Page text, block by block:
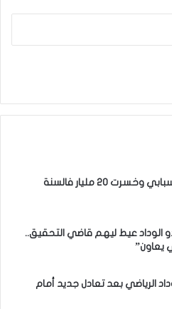
أيت منا: “الوداد اليوم عايشة بسبابي وخسرت 20 مليار فالسنة
الوداد عيط ليهم قاضي التحقيق..
يعاون”
الرياضي بعد تعادل جديد أمام